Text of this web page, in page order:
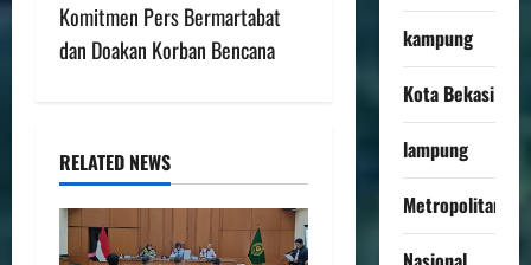
Komitmen Pers Bermartabat
dan Doakan Korban Bencana
RELATED NEWS
kampung
Kota Bekasi
lampung
Metropolitan